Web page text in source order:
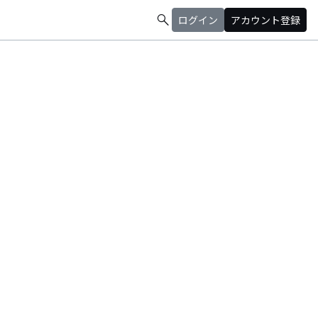
search ログイン アカウント登録